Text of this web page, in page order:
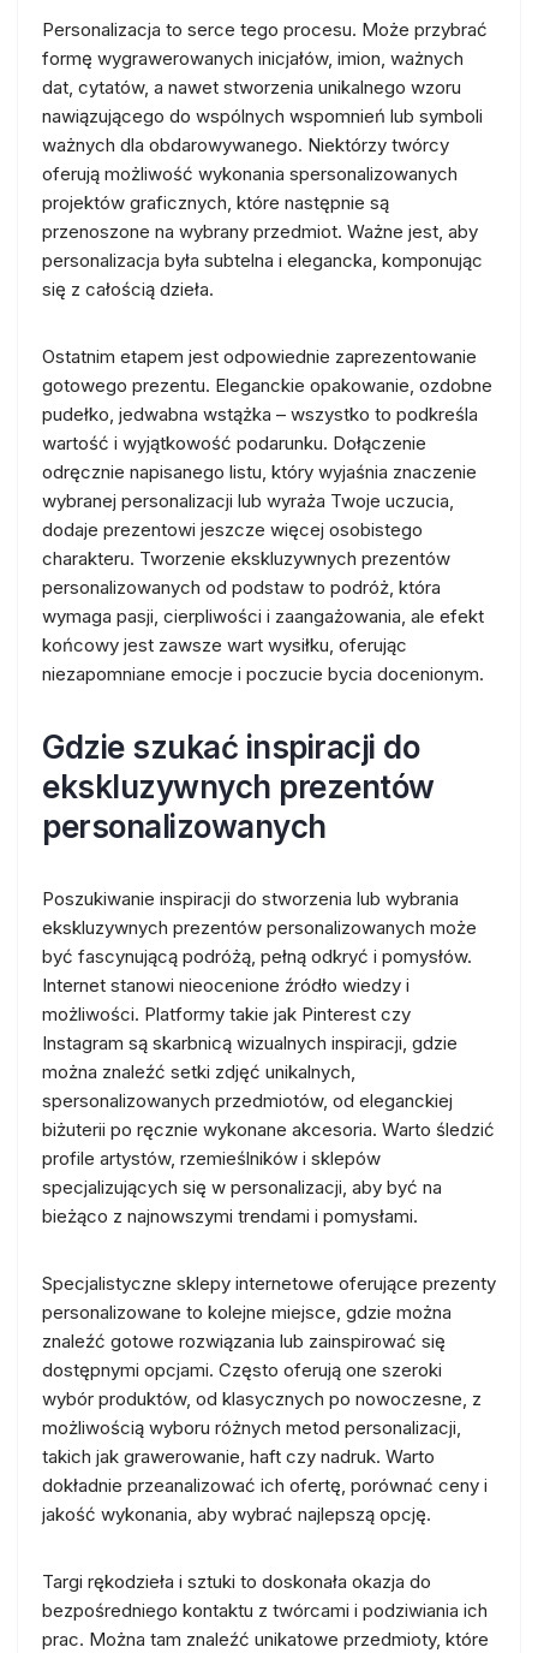
Personalizacja to serce tego procesu. Może przybrać
formę wygrawerowanych inicjałów, imion, ważnych
dat, cytatów, a nawet stworzenia unikalnego wzoru
nawiązującego do wspólnych wspomnień lub symboli
ważnych dla obdarowywanego. Niektórzy twórcy
oferują możliwość wykonania spersonalizowanych
projektów graficznych, które następnie są
przenoszone na wybrany przedmiot. Ważne jest, aby
personalizacja była subtelna i elegancka, komponując
się z całością dzieła.
Ostatnim etapem jest odpowiednie zaprezentowanie
gotowego prezentu. Eleganckie opakowanie, ozdobne
pudełko, jedwabna wstążka – wszystko to podkreśla
wartość i wyjątkowość podarunku. Dołączenie
odręcznie napisanego listu, który wyjaśnia znaczenie
wybranej personalizacji lub wyraża Twoje uczucia,
dodaje prezentowi jeszcze więcej osobistego
charakteru. Tworzenie ekskluzywnych prezentów
personalizowanych od podstaw to podróż, która
wymaga pasji, cierpliwości i zaangażowania, ale efekt
końcowy jest zawsze wart wysiłku, oferując
niezapomniane emocje i poczucie bycia docenionym.
Gdzie szukać inspiracji do
ekskluzywnych prezentów
personalizowanych
Poszukiwanie inspiracji do stworzenia lub wybrania
ekskluzywnych prezentów personalizowanych może
być fascynującą podróżą, pełną odkryć i pomysłów.
Internet stanowi nieocenione źródło wiedzy i
możliwości. Platformy takie jak Pinterest czy
Instagram są skarbnicą wizualnych inspiracji, gdzie
można znaleźć setki zdjęć unikalnych,
spersonalizowanych przedmiotów, od eleganckiej
biżuterii po ręcznie wykonane akcesoria. Warto śledzić
profile artystów, rzemieślników i sklepów
specjalizujących się w personalizacji, aby być na
bieżąco z najnowszymi trendami i pomysłami.
Specjalistyczne sklepy internetowe oferujące prezenty
personalizowane to kolejne miejsce, gdzie można
znaleźć gotowe rozwiązania lub zainspirować się
dostępnymi opcjami. Często oferują one szeroki
wybór produktów, od klasycznych po nowoczesne, z
możliwością wyboru różnych metod personalizacji,
takich jak grawerowanie, haft czy nadruk. Warto
dokładnie przeanalizować ich ofertę, porównać ceny i
jakość wykonania, aby wybrać najlepszą opcję.
Targi rękodzieła i sztuki to doskonała okazja do
bezpośredniego kontaktu z twórcami i podziwiania ich
prac. Można tam znaleźć unikatowe przedmioty, które